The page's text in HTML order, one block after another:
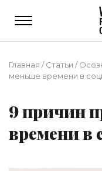
Главная /Статьи /
меньше времени в
9 причин
времени в